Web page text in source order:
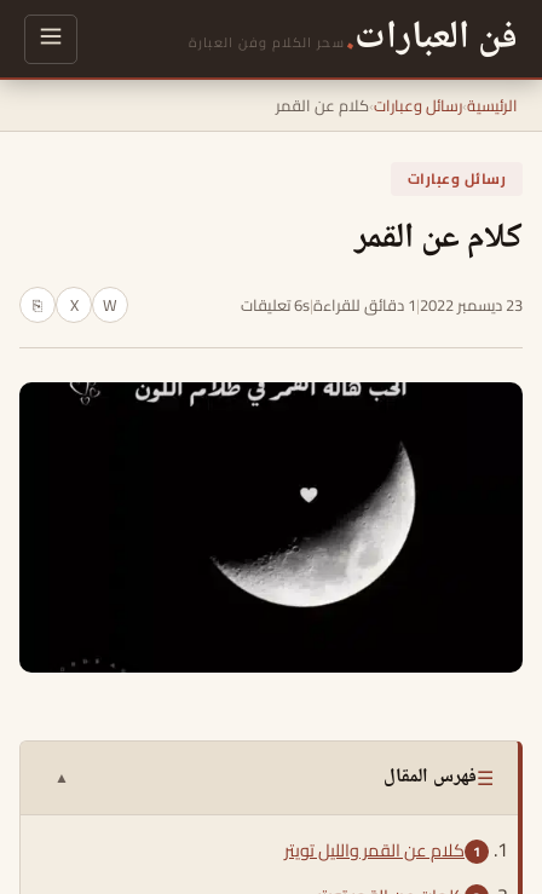
فن العبارات. سحر الكلام وفن العبارة
الرئيسية›رسائل وعبارات›كلام عن القمر
رسائل وعبارات
كلام عن القمر
23 ديسمبر 2022 |1 دقائق للقراءة |6s تعليقات W
X
⎘
☰فهرس المقال ▲
كلام عن القمر والليل تويتر